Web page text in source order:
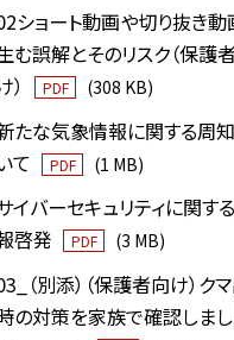
ショート動画や切り抜き
む誤解とそのリスク（保護
）
PDF (308 KB)
たな気象情報に関する周
て
PDF (1 MB)
イバーセキュリティに関す
啓発
PDF (3 MB)
（別添）（保護者向け）ク
の対策を家族で確認しまし